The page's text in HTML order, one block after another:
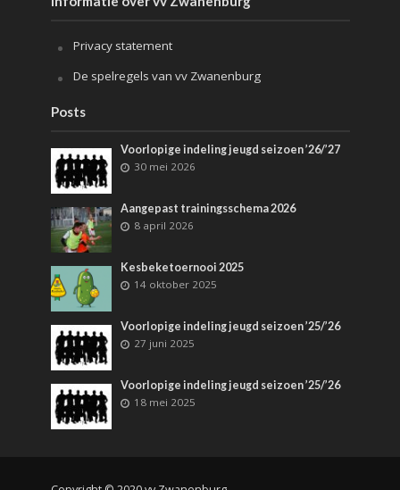
Privacy statement
De spelregels van vv Zwanenburg
Posts
Voorlopige indeling jeugd seizoen ’26/’27
30 mei 2026
Aangepast trainingsschema 2026
8 april 2026
Kesbeketoernooi 2025
14 oktober 2025
Voorlopige indeling jeugd seizoen ’25/’26
27 juni 2025
Voorlopige indeling jeugd seizoen ’25/’26
18 mei 2025